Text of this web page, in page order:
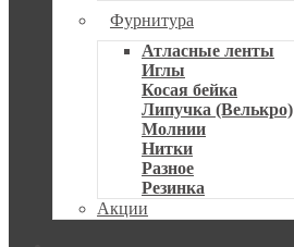
Фурнитура
Атласные ленты
Иглы
Косая бейка
Липучка (Велькро)
Молнии
Нитки
Разное
Резинка
Акции